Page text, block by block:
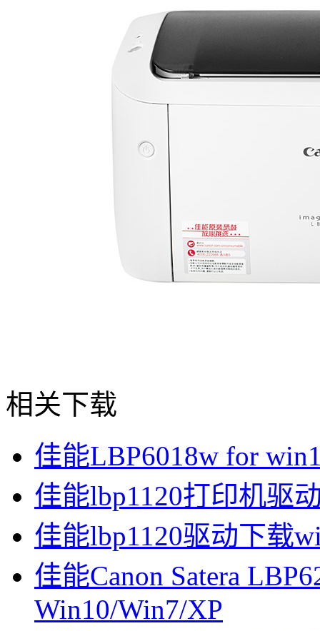
相关下载
佳能LBP6018w for
佳能lbp1120打印机驱
佳能lbp1120驱动下载
佳能Canon Satera
Win10/Win7/XP